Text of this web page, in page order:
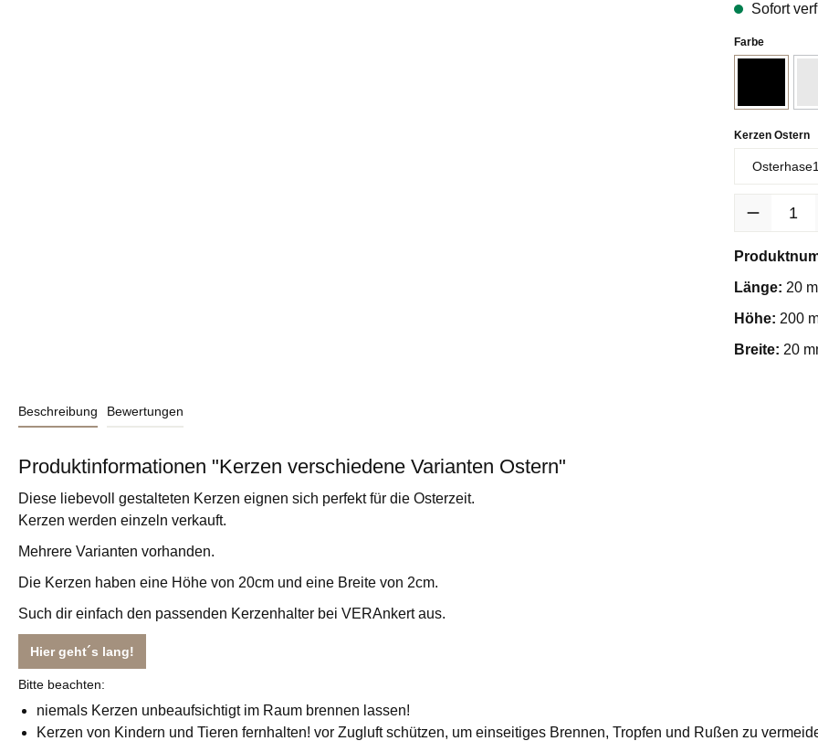
Sofort
Farbeauswählen
Kerzen Ostern
Produkt
Länge: 20
Höhe: 200
Breite: 20
Beschreibung Bewertungen
Produktinformationen "Kerzen verschiedene Varianten Ostern"
Diese liebevoll gestalteten Kerzen eignen sich perfekt für die Osterzeit.
Kerzen werden einzeln verkauft.
Mehrere Varianten vorhanden.
Die Kerzen haben eine Höhe von 20cm und eine Breite von 2cm.
Such dir einfach den passenden Kerzenhalter bei VERAnkert aus.
Hier geht´s lang!
Bitte beachten:
niemals Kerzen unbeaufsichtigt im Raum brennen lassen!
Kerzen von Kindern und Tieren fernhalten! vor Zugluft schützen, um einseitiges Brennen, Tropfen und Rußen zu